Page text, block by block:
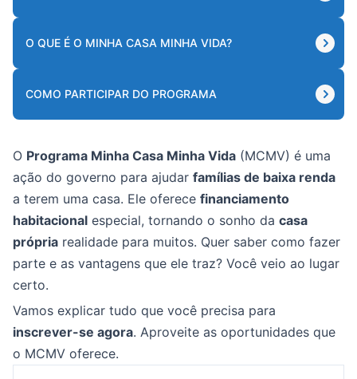
O QUE É O MINHA CASA MINHA VIDA?
COMO PARTICIPAR DO PROGRAMA
O Programa Minha Casa Minha Vida (MCMV) é uma
ação do governo para ajudar famílias de baixa renda
a terem uma casa. Ele oferece financiamento
habitacional especial, tornando o sonho da casa
própria realidade para muitos. Quer saber como fazer
parte e as vantagens que ele traz? Você veio ao lugar
certo.
Vamos explicar tudo que você precisa para
inscrever-se agora. Aproveite as oportunidades que
o MCMV oferece.